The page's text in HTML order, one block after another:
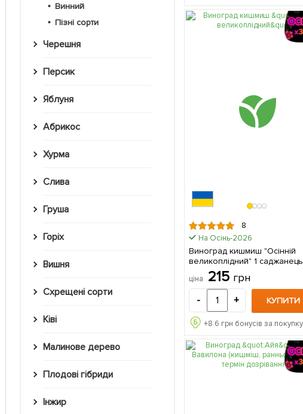
Винний
Пізні сорти
Черешня
Персик
Яблуня
Абрикос
Хурма
Слива
Груша
Горіх
Вишня
Схрещені сорти
Ківі
Малинове дерево
Плодові гібриди
Інжир
8
На Осінь-2026
Виноград кишмиш "Осінній
великоплідний" 1 саджанець в
упаковці
ціна 215 грн
- + КУПИТИ
+8.6 грн бонусів за покупку